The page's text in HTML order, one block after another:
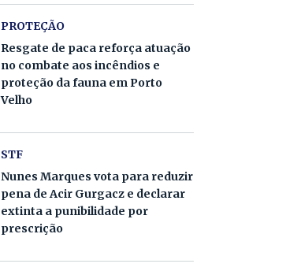
PROTEÇÃO
Resgate de paca reforça atuação
no combate aos incêndios e
proteção da fauna em Porto
Velho
STF
Nunes Marques vota para reduzir
pena de Acir Gurgacz e declarar
extinta a punibilidade por
prescrição